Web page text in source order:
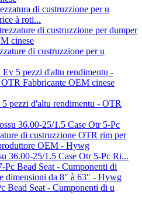
di custruzzione per u
à roti...
di custruzzione per u
pezzi d'altu rendimentu - OTR
36.00-25/1.5 Case Otr 5-Pc Ri...
Bead Seat - Cumponenti di u